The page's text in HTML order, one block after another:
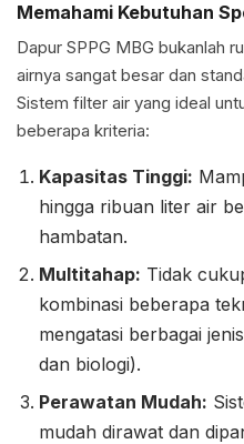
Memahami Kebutuhan
Dapur SPPG MBG bukanlah
airnya sangat besar dan
Sistem filter air yang ideal
beberapa kriteria:
Kapasitas Tinggi:
hingga ribuan liter air
hambatan.
Multitahap: Tidak
kombinasi beberapa
mengatasi berbagai
dan biologi).
Perawatan Mudah:
mudah dirawat dan